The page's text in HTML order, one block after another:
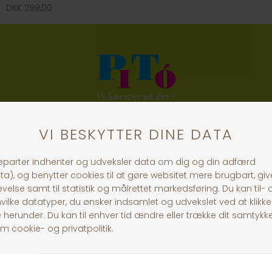
DKK 299,00
Pitó Auning
Centervej 10A
8963 Auning
CVR